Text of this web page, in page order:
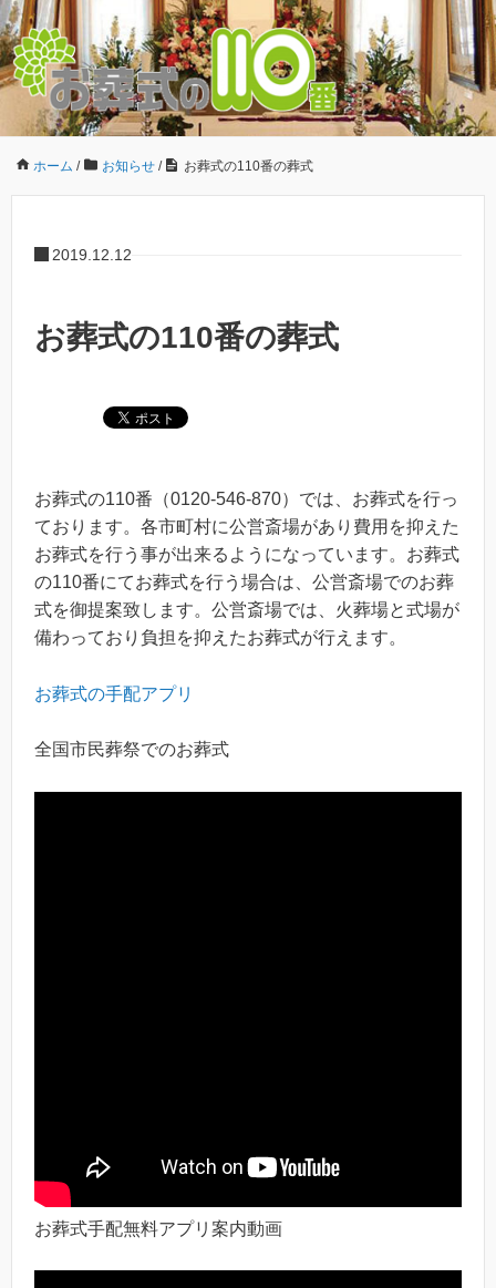
ホーム / お知らせ / お葬式の110番の葬式
2019.12.12
お葬式の110番の葬式
お葬式の110番（0120-546-870）では、お葬式を行っ
ております。各市町村に公営斎場があり費用を抑えた
お葬式を行う事が出来るようになっています。お葬式
の110番にてお葬式を行う場合は、公営斎場でのお葬
式を御提案致します。公営斎場では、火葬場と式場が
備わっており負担を抑えたお葬式が行えます。
お葬式の手配アプリ
全国市民葬祭でのお葬式
お葬式手配無料アプリ案内動画